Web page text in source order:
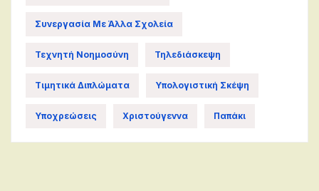
Συνεργασία Με Άλλα Σχολεία
Τεχνητή Νοημοσύνη Τηλεδιάσκεψη
Τιμητικά Διπλώματα Υπολογιστική Σκέψη
Υποχρεώσεις Χριστούγεννα Παπάκι